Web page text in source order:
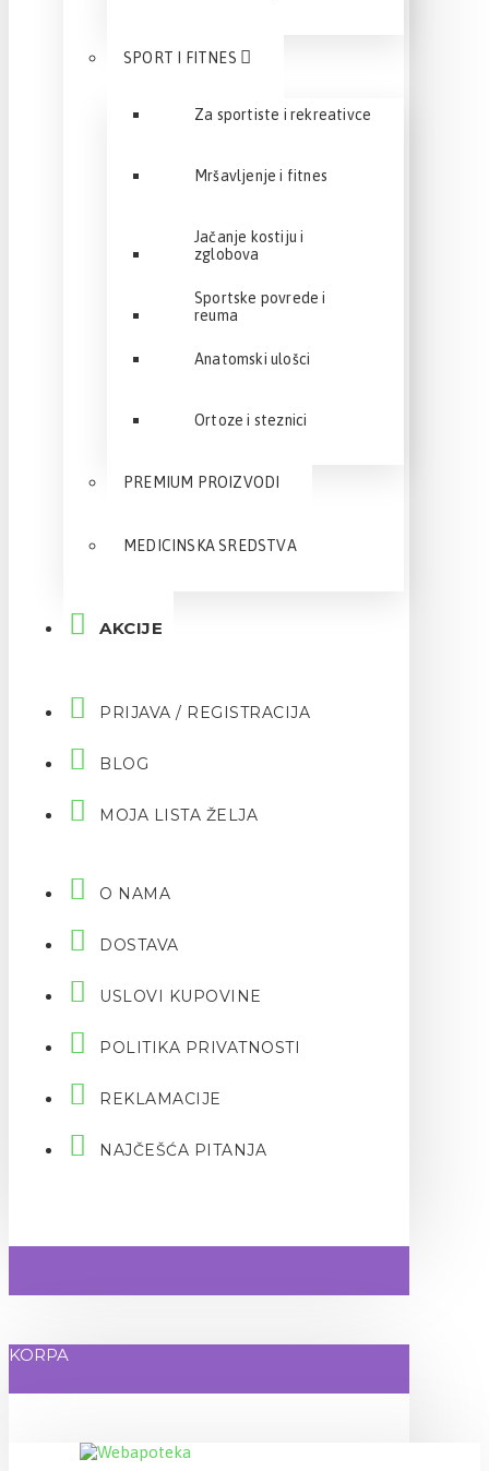
SPORT I FITNES
Za sportiste i rekreativce
Mršavljenje i fitnes
Jačanje kostiju i
zglobova
Sportske povrede i
reuma
Anatomski ulošci
Ortoze i steznici
PREMIUM PROIZVODI
MEDICINSKA SREDSTVA
AKCIJE
PRIJAVA / REGISTRACIJA
BLOG
MOJA LISTA ŽELJA
O NAMA
DOSTAVA
USLOVI KUPOVINE
POLITIKA PRIVATNOSTI
REKLAMACIJE
NAJČEŠĆA PITANJA
KORPA